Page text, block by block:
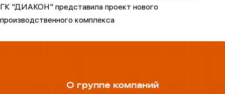
ГК "ДИАКОН" представила проект нового
производственного комплекса
О группе компаний